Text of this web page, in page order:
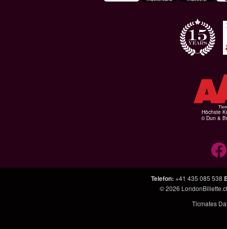
Höchste
© Dun &
Telefon: +41 435 085 538
© 2026
Ticmates